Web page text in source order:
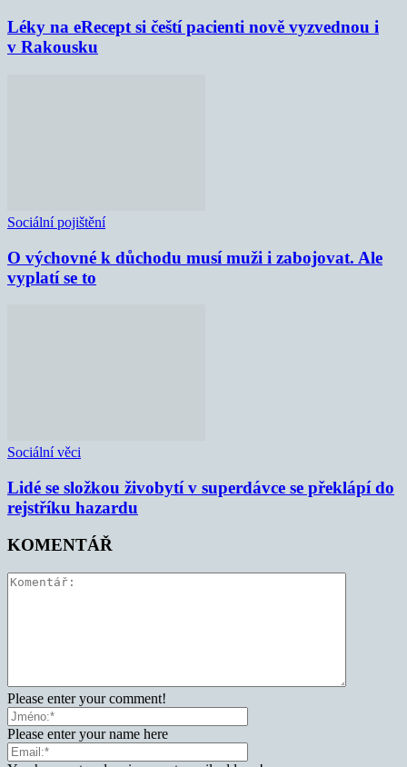
Léky na eRecept si čeští pacienti nově vyzvednou i
v Rakousku
Sociální pojištění
O výchovné k důchodu musí muži i zabojovat. Ale
vyplatí se to
Sociální věci
Lidé se složkou živobytí v superdávce se překlápí do
rejstříku hazardu
KOMENTÁŘ
Please enter your comment!
Please enter your name here